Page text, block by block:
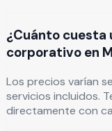
¿Cuánto cuesta
corporativo en
Los precios varían
servicios incluidos.
directamente con